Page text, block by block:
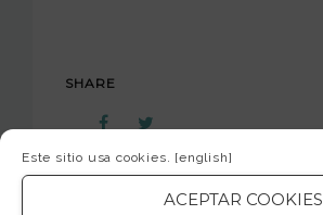
Este sitio usa cookies. [english]
ACEPTAR COOKIES
SHARE